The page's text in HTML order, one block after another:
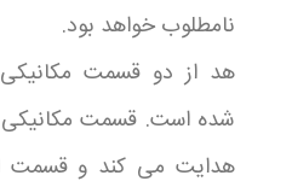
نامطلوب خواهد بود.
هد از دو قسمت مکانیکی
شده است. قسمت مکانیکی
هدایت می کند و قسمت